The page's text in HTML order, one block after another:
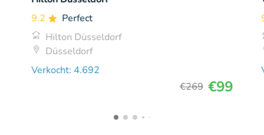
9.2
Perfect
Hilton Düsseldorf
Düsseldorf
Verkocht: 4.692
€269 €99